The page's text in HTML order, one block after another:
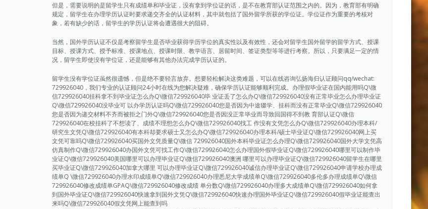
但是，需要说明的是留学生只有成绩单和毕业证，没有拿到学位证的话，是不在教育部认证范围之内的。因为，教育部有明确
规定，留学生在办理学历认证时要求递交齐全的认证材料，其中就包括了国外留学所获的学位证。学位证作为重要的考核对
象，若有缺少的话，留学生的学历认证将会遭遇很大的阻碍。
当然，国外学历认证不仅是考察留学生是否毕业获得学历学位的真实性以及有效性，还会对留学生国外留学的留学方式、授课
目标、授课方式、授予标准、授课地点、授课时限、教学语言、居留时间、签证类型等等进行考察。所以，只要满足一定的情
况，留学生即使没有学位证，还是能够有其他办法完成学历认证的。
留学生没有学位证虽然很遗憾，但是绝不要轻言放弃。想要轻松解决这类难题，可以在线咨询弘扬海归认证顾问qq/wechat:
729926040，我们专业的认证顾问24小时在线为您解决疑难，确保学历认证能够顺利完成。办理假毕业证在国内能用吗Q\微
信729926040挂科拿不到毕业证怎么办Q\微信729926040毕 业证丢了怎么办Q\微信729926040没有正常毕业怎么办理毕业证
Q\微信729926040没毕业可 以办学历认证吗Q\微信729926040您是否因为中途辍学、挂科而没有正常毕业Q\微信729926040
您是否因为递交材料不齐而被拒之门外Q\微信729926040您是否因没正常毕业而导致回国得不到教 育部认证Q\微信
729926040在校挂科了不想读了、成绩不理想怎么办Q\微信729926040找工 作没有文凭怎么办Q\微信729926040办理本科/
研究生文凭Q\微信729926040有本科却要求硕士又怎么办Q\微信729926040办理本科/硕士毕业证Q\微信729926040网上买
文凭可靠吗Q\微信729926040买国外文凭质量Q\微信 729926040国外本科毕业证怎么办理Q\微信729926040国外大学文凭高
仿真制作Q\微信729926040办国外文凭可找工作Q\微信729926040怎么办理国外假毕业证Q\微信729926040哪里可以制作毕
业证Q\微信729926040美国哪里可以办理毕业证Q\微信729926040澳洲 哪里可以办理毕业证Q\微信729926040留学生在哪里
买毕业证Q\微信729926040加拿大哪里 可以办理毕业证Q\微信729926040诚信办理毕业证Q\微信729926040申请学校办理成
绩单Q \微信729926040办理水印成绩单Q\微信729926040办理悉尼大学成绩单Q\微信729926040多伦多办理成绩单Q\微信
729926040修改成绩单GPAQ\微信729926040修改成绩 单分数Q\微信729926040办理多大成绩单Q\微信729926040如何拿
到国外毕业证Q\微信729926040快速拿到国外文凭Q\微信729926040快速办理国外毕业证Q\微信729926040假毕业证能查出
来吗Q\微信729926040假文凭网上能查到吗